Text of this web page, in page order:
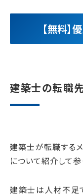
【無料
建築士の転職
建築士が転職するメ
について紹介して参
建築士は人材不足